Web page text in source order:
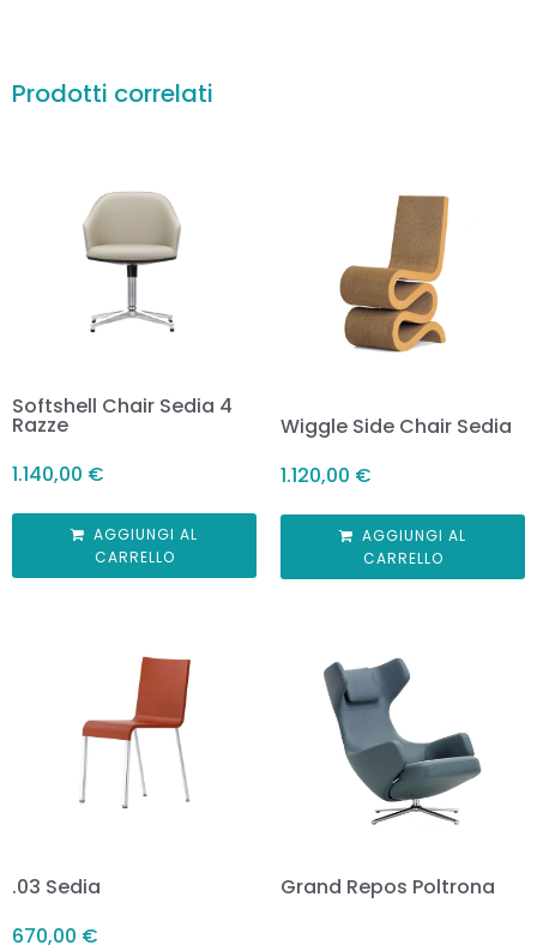
Prodotti correlati
Softshell Chair Sedia 4
Razze
1.140,00 €
AGGIUNGI AL
CARRELLO
Wiggle Side Chair Sedia
1.120,00 €
AGGIUNGI AL
CARRELLO
.03 Sedia
670,00 €
Grand Repos Poltrona